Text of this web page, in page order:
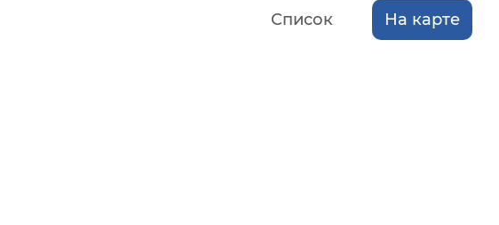
Список На карте